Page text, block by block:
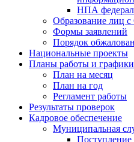
НПА
Образование лиц
Формы заявлений
Порядок
Национальные проекты
Планы работы и графики
План на месяц
План на год
Регламент работы
Результаты проверок
Кадровое обеспечение
Муниципальная